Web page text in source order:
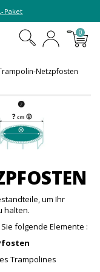
Paket
0
Netzpfosten
um Ihr
halten.
folgende Elemente :
Trampolines